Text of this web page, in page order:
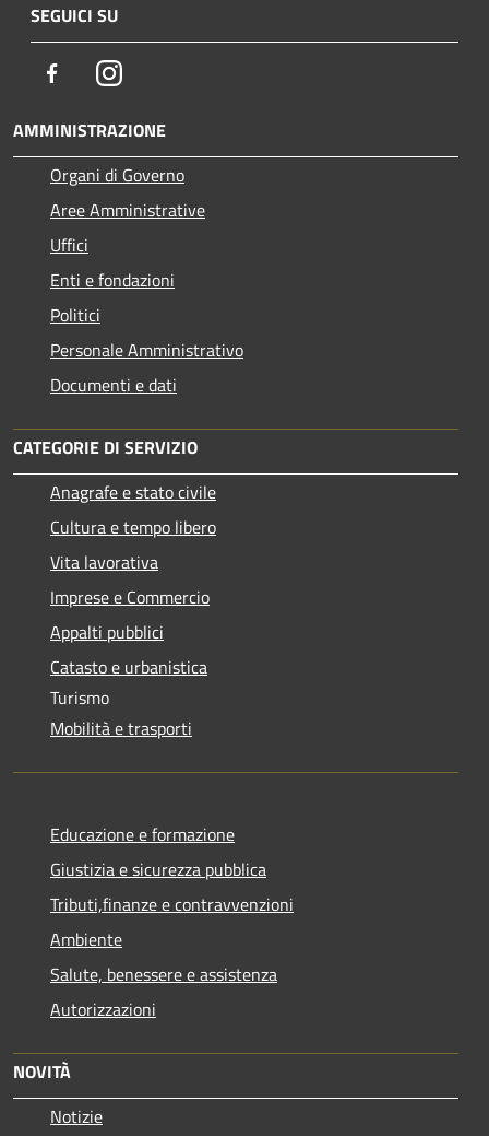
SEGUICI SU
FacebookInstagram
AMMINISTRAZIONE
Organi di Governo
Aree Amministrative
Uffici
Enti e fondazioni
Politici
Personale Amministrativo
Documenti e dati
CATEGORIE DI SERVIZIO
Anagrafe e stato civile
Cultura e tempo libero
Vita lavorativa
Imprese e Commercio
Appalti pubblici
Catasto e urbanistica
Turismo
Mobilità e trasporti
Educazione e formazione
Giustizia e sicurezza pubblica
Tributi,finanze e contravvenzioni
Ambiente
Salute, benessere e assistenza
Autorizzazioni
NOVITÀ
Notizie